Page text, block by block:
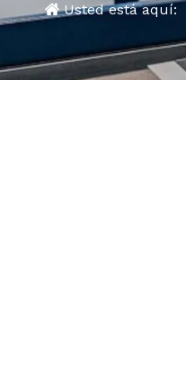
Usted está aquí: